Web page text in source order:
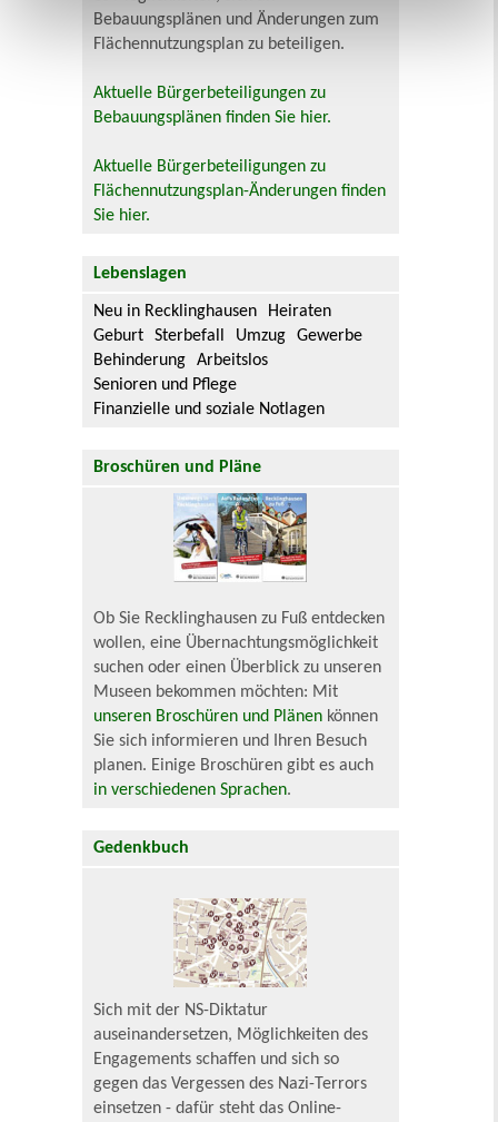
Bebauungsplänen und Änderungen zum
Flächennutzungsplan zu beteiligen.
Aktuelle Bürgerbeteiligungen zu
Bebauungsplänen finden Sie hier.
Aktuelle Bürgerbeteiligungen zu
Flächennutzungsplan-Änderungen finden
Sie hier.
Lebenslagen
Neu in Recklinghausen
Heiraten
Geburt
Sterbefall Umzug
Gewerbe
Behinderung
Arbeitslos
Senioren und Pflege
Finanzielle und soziale Notlagen
Broschüren und Pläne
Ob Sie Recklinghausen zu Fuß entdecken
wollen, eine Übernachtungsmöglichkeit
suchen oder einen Überblick zu unseren
Museen bekommen möchten: Mit
unseren Broschüren und Plänen können
Sie sich informieren und Ihren Besuch
planen. Einige Broschüren gibt es auch
in verschiedenen Sprachen.
Gedenkbuch
Sich mit der NS-Diktatur
auseinandersetzen, Möglichkeiten des
Engagements schaffen und sich so
gegen das Vergessen des Nazi-Terrors
einsetzen - dafür steht das Online-